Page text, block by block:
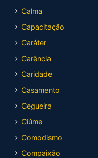
Calma
Capacitação
Caráter
Carência
Caridade
Casamento
Cegueira
Ciúme
Comodismo
Compaixão